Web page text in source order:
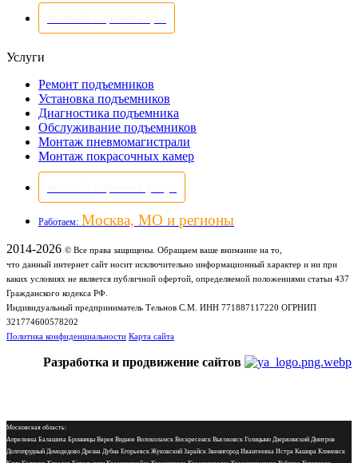
Услуги
Ремонт подъемников
Установка подъемников
Диагностика подъемника
Обслуживание подъемников
Монтаж пневмомагистрали
Монтаж покрасочных камер
Работаем: Москва, МО и регионы
2014-2026 © Все права защищены. Обращаем ваше внимание на то,
что данный интернет сайт носит исключительно информационный характер и ни при
каких условиях не является публичной офертой, определяемой положениями статьи 437
Гражданского кодекса РФ.
Индивидуальный предприниматель Тельнов С.М. ИНН 771887117220 ОГРНИП
321774600578202
Политика конфиденциальности Карта сайта
Разработка и продвижение сайтов
Московская область:
Апрелевка Балашиха Бронницы Верея Видное Волоколамск Воскресенск Высоковск Голицыно Дзержинский Дмитров
Долгопрудный Домодедово Дрезна Дубна Егорьевск Жуковский Зарайск Звенигород Ивантеевка Истра Кашира Климовск